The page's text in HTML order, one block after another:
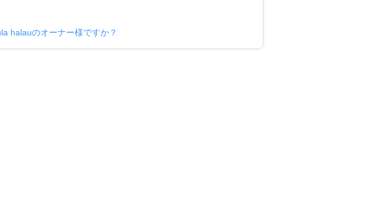
halauのオーナー様ですか？